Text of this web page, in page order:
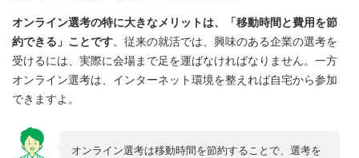
オンライン選考の特に大きなメリットは、「移動時間と費用を節
約できる」ことです。従来の就活では、興味のある企業の選考を
受けるには、実際に会場まで足を運ばなければなりません。一方
オンライン選考は、インターネット環境を整えれば自宅から参加
できますよ。
オンライン選考は移動時間を節約することで、選考を